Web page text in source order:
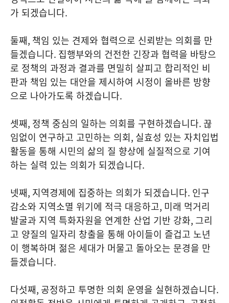
가 되겠습니다.
둘째, 책임 있는 견제와 협력으로 신뢰받는 의회를 만
들겠습니다. 집행부와의 건전한 긴장과 협력을 바탕으
로 정책의 과정과 결과를 면밀히 살피고 합리적인 비
판과 책임 있는 대안을 제시하여 시정이 올바른 방향
으로 나아가도록 하겠습니다.
셋째, 정책 중심의 일하는 의회를 구현하겠습니다. 끊
임없이 연구하고 고민하는 의회, 실효성 있는 자치입법
활동을 통해 시민의 삶의 질 향상에 실질적으로 기여
하는 실력 있는 의회가 되겠습니다.
넷째, 지역경제에 집중하는 의회가 되겠습니다. 인구
감소와 지역소멸 위기에 적극 대응하고, 미래 먹거리
발굴과 지역 특화자원을 연계한 산업 기반 강화, 그리
고 양질의 일자리 창출을 통해 아이들이 즐겁고 노년
이 행복하며 젊은 세대가 머물고 돌아오는 문경을 만
들겠습니다.
다섯째, 공정하고 투명한 의회 운영을 실현하겠습니다.